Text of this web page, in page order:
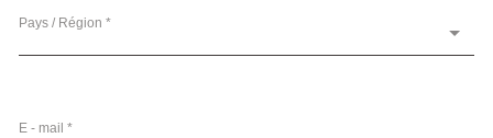
Pays / Région *
E - mail *